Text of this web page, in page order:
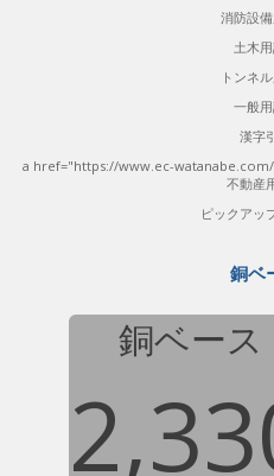
消防設
土木
トンネ
一般
漢字
a href="https://www.ec-
不動産
ピックアッ
銅ベ
銅ベース